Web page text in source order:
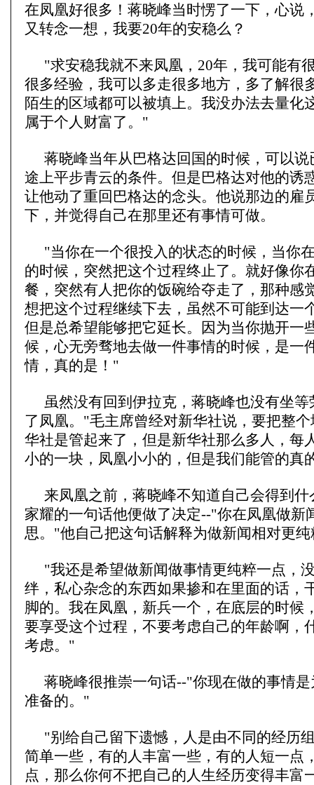
在凤凰好很多！蒋晓峰当时愣了一下，心说
又转念一想，我要20年的安稳么？
"求安稳我就不来凤凰，20年，我可能有
很多经验，我可以多走很多地方，多了解很
陌生的区域都可以被填上。我没办法去量化
属于个人财富了。"
蒋晓峰当年从巴格达回国的时候，可以
途上平步青云的条件。但是巴格达对他的诱
让他动了重回巴格达的念头。他说那边的雇
下，并觉得自己在那里还有事情可做。
"当你在一个很投入的状态的时候，当你
的时候，突然把这个过程终止了。就好像你
餐，突然有人把你的饭碗给夺走了，那种感
想把这个过程继续下去，虽然不可能到达一
但是总希望能够把它延长。因为当你抛开一
候，心无旁骛地去做一件事情的时候，是一
情，真的是！"
虽然没有回到伊拉克，蒋晓峰也没有坐
了凤凰。"毛主席曾经对新华社说，要把整
华社是管起来了，但是新华社那么多人，每
小的一块，凤凰小小的，但是我们能管的真
来凤凰之前，蒋晓峰不知道自己会得到
家耀的一句话他便做了决定--"你在凤凰做新
思。"他自己把这句话解释为做新闻相对更纯
"我还是希望做新闻做事情更纯粹一点，
绊，私心杂念的东西如果掺和在里面的话，
脚的。我在凤凰，新兵一个，在底层的时候
要享受这个过程，不要考虑自己的年龄啊，
考虑。"
蒋晓峰很推崇一句话--"你现在做的事情
准备的。"
"别给自己留下遗憾，人是由不同的经历
简单一些，有的人丰富一些，有的人短一点
点，那么你何不把自己的人生经历变得丰富